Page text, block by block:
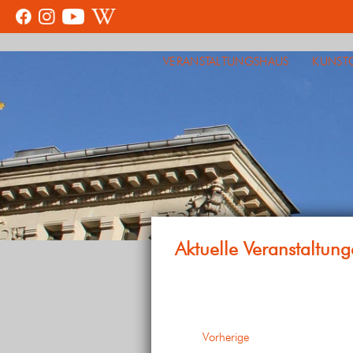
VERANSTALTUNGSHAUS
VorherigeVeranstaltungen